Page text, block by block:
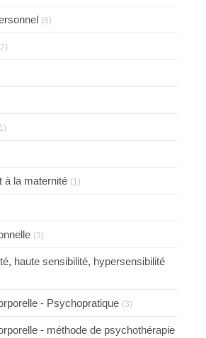
(6)
à la maternité (1)
(3)
haute sensibilité, hypersensibilité
- Psychopratique (3)
- méthode de psychothérapie